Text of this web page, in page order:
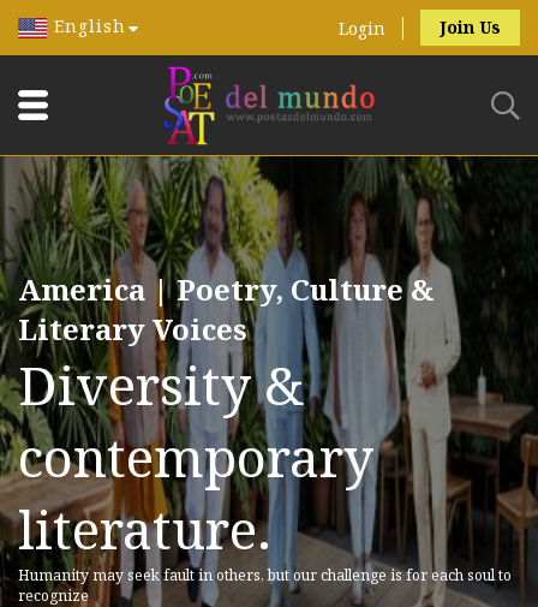
English Login Join Us
America | Poetry, Culture &
Literary Voices
Diversity &
contemporary
literature.
Humanity may seek fault in others, but our challenge is for each soul to
recognize